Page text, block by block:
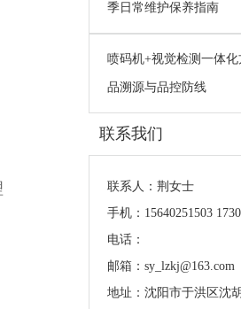
季日常维护保养指南
喷码机+视觉检测一体
品溯源与品控防线
联系我们
联系人：荆女士
手机：15640251503
电话：
邮箱：sy_lzkj@163.com
地址：沈阳市于洪区沈